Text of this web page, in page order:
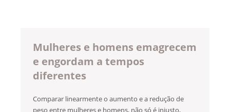
Mulheres e homens emagrecem
e engordam a tempos
diferentes
Comparar linearmente o aumento e a redução de
peso entre mulheres e homens, não só é injusto,